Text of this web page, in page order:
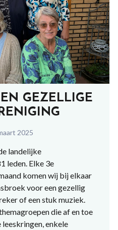
GEZELLIGE
2025
landelijke
leden. Elke 3e
komen wij bij elkaar
voor een gezellig
of een stuk muziek.
die af en toe
enkele